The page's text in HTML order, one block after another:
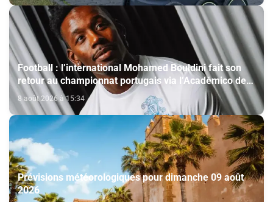
Football : l’international Mohamed Bouldini fait son
retour au championnat portugais via l’Académico de
Viseu
8 août 2026 à 15:34
Prévisions météorologiques pour dimanche 09 août
2026